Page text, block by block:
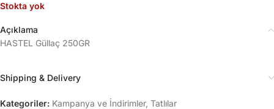
Stokta yok
Açıklama
HASTEL Güllaç 250GR
Shipping & Delivery
Kategoriler: Kampanya ve İndirimler, Tatlılar